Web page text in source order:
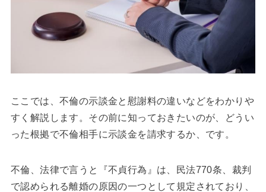
ここでは、不倫の示談金と慰謝料の違いなどをわかりや
すく解説します。その前に知っておきたいのが、どうい
った根拠で不倫相手に示談金を請求するか、です。
不倫、法律で言うと『不貞行為』は、民法770条、裁判
で認められる離婚の原因の一つとして規定されており、